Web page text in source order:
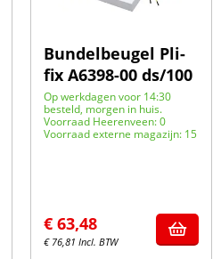
Bundelbeugel Pli-
fix A6398-00 ds/100
Op werkdagen voor 14:30
besteld, morgen in huis.
Voorraad Heerenveen: 0
Voorraad externe magazijn: 15
€ 63,48
€ 76,81 Incl. BTW